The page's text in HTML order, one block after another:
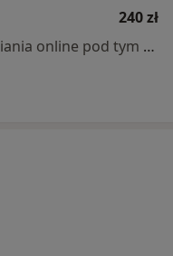
240 zł
Specjalista nie oferuje umawiania online pod tym adresem.